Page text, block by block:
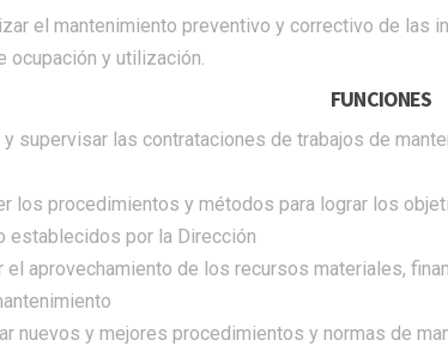
el mantenimiento preventivo y correctivo de las
ocupación y utilización.
FUNCIONES
y supervisar las contrataciones de trabajos de
los procedimientos y métodos para lograr los
establecidos por la Dirección
el aprovechamiento de los recursos materiales,
nuevos y mejores procedimientos y normas de